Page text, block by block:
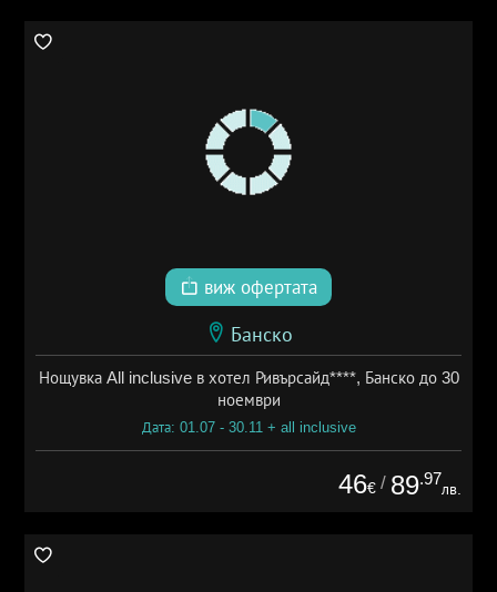
виж офертата
Банско
Нощувка All inclusive в хотел Ривърсайд****, Банско до 30
ноември
Дата: 01.07 - 30.11 + all inclusive
46€ / 89.97
лв.